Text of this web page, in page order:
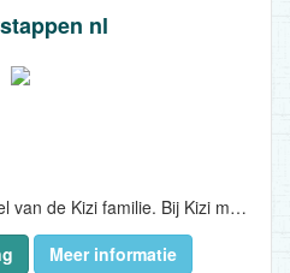
nl
Overstappen.nl is onderdeel van de Kizi familie. Bij Kizi maken we financiële keuzes makkelijk. Wij helpen consumenten namelijk om zonder kosten en te veel moeite de beste keuze te maken als het gaat om maandelijkse uitgaven voor zaken...
Meer informatie